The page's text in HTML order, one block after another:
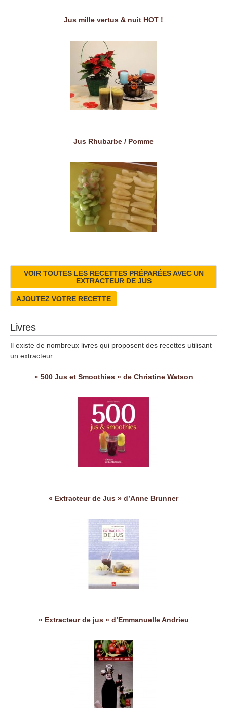
Jus mille vertus & nuit HOT !
Jus Rhubarbe / Pomme
VOIR TOUTES LES RECETTES PRÉPARÉES AVEC UN
EXTRACTEUR DE JUS
AJOUTEZ VOTRE RECETTE
Livres
Il existe de nombreux livres qui proposent des recettes utilisant
un extracteur.
« 500 Jus et Smoothies » de Christine Watson
« Extracteur de Jus » d’Anne Brunner
« Extracteur de jus » d’Emmanuelle Andrieu